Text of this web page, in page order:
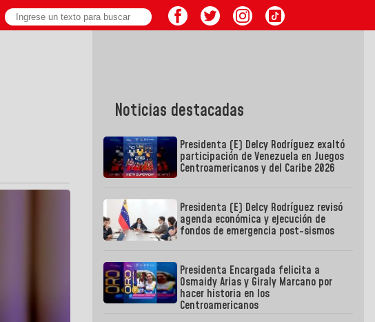
Noticias destacadas
Presidenta (E) Delcy Rodríguez exaltó
participación de Venezuela en Juegos
Centroamericanos y del Caribe 2026
Presidenta (E) Delcy Rodríguez revisó
agenda económica y ejecución de
fondos de emergencia post-sismos
Presidenta Encargada felicita a
Osmaidy Arias y Giraly Marcano por
hacer historia en los
Centroamericanos